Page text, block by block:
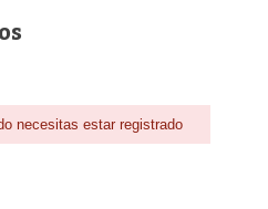
necesitas estar registrado